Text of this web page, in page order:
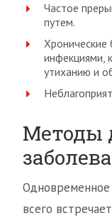
Частое
путем.
Хронические
инфекциями,
утиханию и
Методы
Одновременное
всего